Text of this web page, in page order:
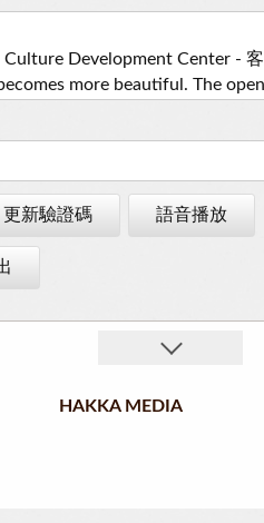
更新驗證碼 語音播放
HAKKA MEDIA